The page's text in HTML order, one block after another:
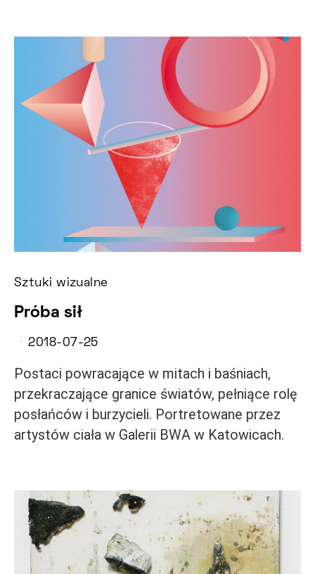
Sztuki wizualne
Próba sił
2018-07-25
Postaci powracające w mitach i baśniach,
przekraczające granice światów, pełniące rolę
posłańców i burzycieli. Portretowane przez
artystów ciała w Galerii BWA w Katowicach.